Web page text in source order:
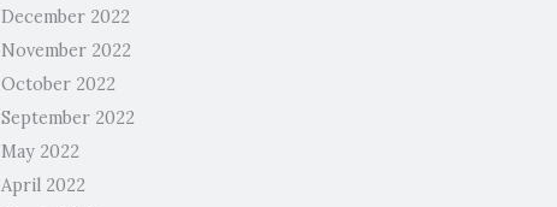
December 2022
November 2022
October 2022
September 2022
May 2022
April 2022